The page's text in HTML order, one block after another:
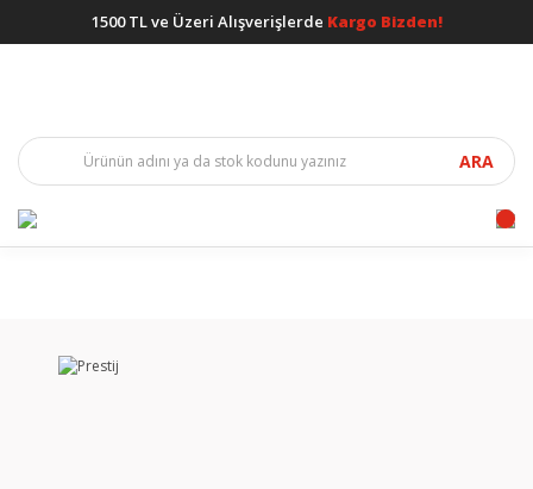
1500 TL ve Üzeri Alışverişlerde Kargo Bizden!
ARA